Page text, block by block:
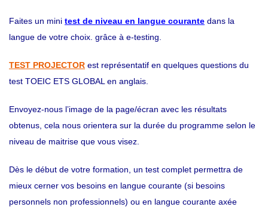
Faites un mini test de niveau en langue courante dans la
langue de votre choix. grâce à e-testing.
TEST PROJECTOR est représentatif en quelques questions du
test TOEIC ETS GLOBAL en anglais.
Envoyez-nous l’image de la page/écran avec les résultats
obtenus, cela nous orientera sur la durée du programme selon le
niveau de maitrise que vous visez.
Dès le début de votre formation, un test complet permettra de
mieux cerner vos besoins en langue courante (si besoins
personnels non professionnels) ou en langue courante axée